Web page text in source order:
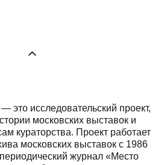
это исследовательский проект,
московских выставок и
кураторства. Проект работает
московских выставок с 1986
журнал «Место